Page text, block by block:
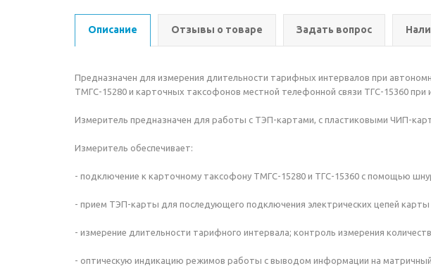
Описание Отзывы о товаре Задать вопрос
Предназначен для измерения длительности тарифных интервалов при
ТМГС-15280 и карточных таксофонов местной телефонной связи ТГС-15360 при
Измеритель предназначен для работы с ТЭП-картами, с пластиковыми ЧИП-
Измеритель обеспечивает:
- подключение к карточному таксофону ТМГС-15280 и ТГС-15360 с помощью
- прием ТЭП-карты для последующего подключения электрических цепей
- измерение длительности тарифного интервала; контроль измерения
- оптическую индикацию режимов работы с выводом информации на